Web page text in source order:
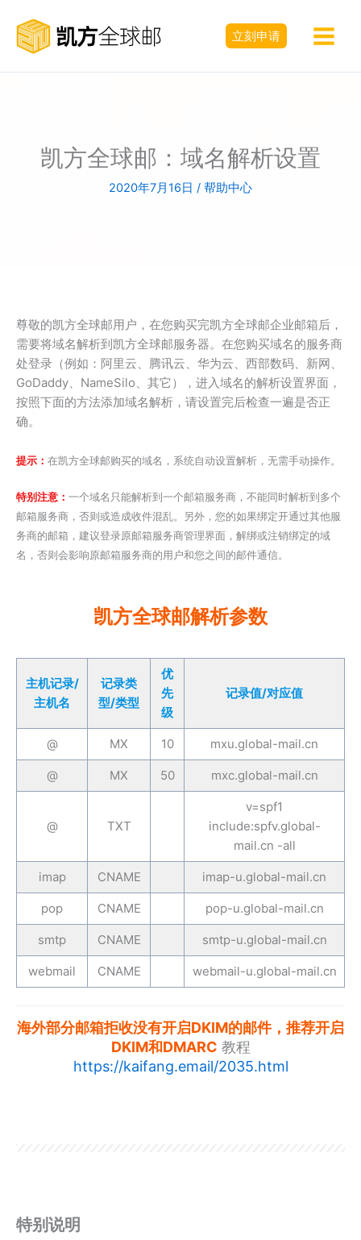
立刻申请
凯方全球邮：域名解析设置
2020年7月16日 / 帮助中心
尊敬的凯方全球邮用户，在您购买完凯方全球邮企业邮箱后，
需要将域名解析到凯方全球邮服务器。在您购买域名的服务商
处登录（例如：阿里云、腾讯云、华为云、西部数码、新网、
GoDaddy、NameSilo、其它），进入域名的解析设置界面，
按照下面的方法添加域名解析，请设置完后检查一遍是否正
确。
提示： 在凯方全球邮购买的域名，系统自动设置解析，无需手动操作。
特别注意： 一个域名只能解析到一个邮箱服务商，不能同时解析到多个
邮箱服务商，否则或造成收件混乱。另外，您的如果绑定开通过其他服
务商的邮箱，建议登录原邮箱服务商管理界面，解绑或注销绑定的域
名，否则会影响原邮箱服务商的用户和您之间的邮件通信。
凯方全球邮解析参数
主机记录/
主机名
记录类
型/类型
优
先
级
记录值/对应值
@ MX 10 mxu.global-mail.cn
@ MX 50 mxc.global-mail.cn
@ TXT
v=spf1
include:spfv.global-
mail.cn -all
imap CNAME imap-u.global-mail.cn
pop CNAME pop-u.global-mail.cn
smtp CNAME smtp-u.global-mail.cn
webmail CNAME webmail-u.global-mail.cn
海外部分邮箱拒收没有开启DKIM的邮件，推荐开启
DKIM和DMARC 教程
https://kaifang.email/2035.html
特别说明